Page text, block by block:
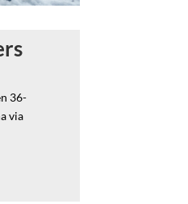
36-
via